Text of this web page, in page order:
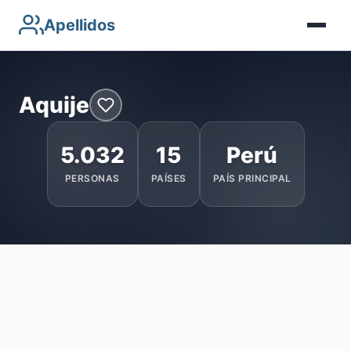
Apellidos
Aquije
5.032
PERSONAS
15
PAÍSES
Perú
PAÍS PRINCIPAL